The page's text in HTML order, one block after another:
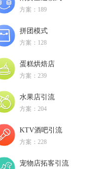
方案：189
拼团模式
方案：128
蛋糕烘焙店
方案：239
水果店引流
方案：204
KTV酒吧引流
方案：228
宠物店拓客引流